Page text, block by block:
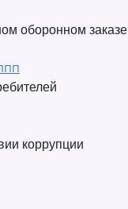
оборонном заказе
коррупции